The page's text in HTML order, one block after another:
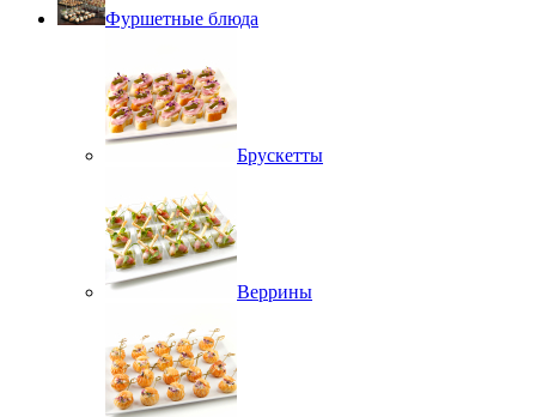
Фуршетные блюда
Брускетты
Веррины